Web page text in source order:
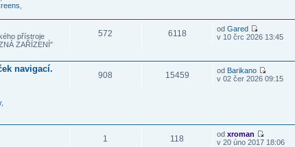
přístroje
ZAŘÍZENÍ"
572 6118 odGared
v 10 črc 2026 13:45
navigací.
,
908 15459 od Barikano
v 02 čer 2026 09:15
1 118 odxroman
v 20 úno 2017 18:06